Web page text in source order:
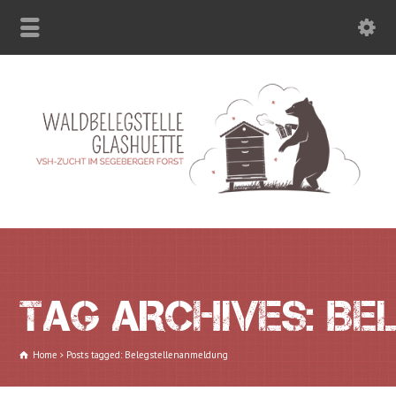
TAG ARCHIVES:
Home Posts tagged: Belegstellenanmeldung